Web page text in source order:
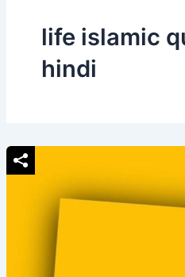
life islamic
hindi